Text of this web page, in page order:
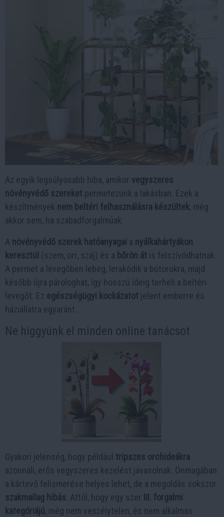
Az egyik legsúlyosabb hiba, amikor vegyszeres
növényvédő szereket permetezünk a lakásban. Ezek a
készítmények nem beltéri felhasználásra készültek, még
akkor sem, ha szabadforgalmúak.
A növényvédő szerek hatóanyagai a nyálkahártyákon
keresztül (szem, orr, száj) és a bőrön át is felszívódhatnak.
A permet a levegőben lebeg, lerakódik a bútorokra, majd
később újra párologhat, így hosszú ideig terheli a beltéri
levegőt. Ez egészségügyi kockázatot jelent emberre és
háziállatra egyaránt.
Ne higgyünk el minden online tanácsot
Gyakori jelenség, hogy például tripszes orchideákra
azonnali, erős vegyszeres kezelést javasolnak. Önmagában
a kártevő felismerése helyes lehet, de a megoldás sokszor
szakmailag hibás . Attól, hogy egy szer
III. forgalmi
kategóriájú, még nem veszélytelen, és nem alkalmas